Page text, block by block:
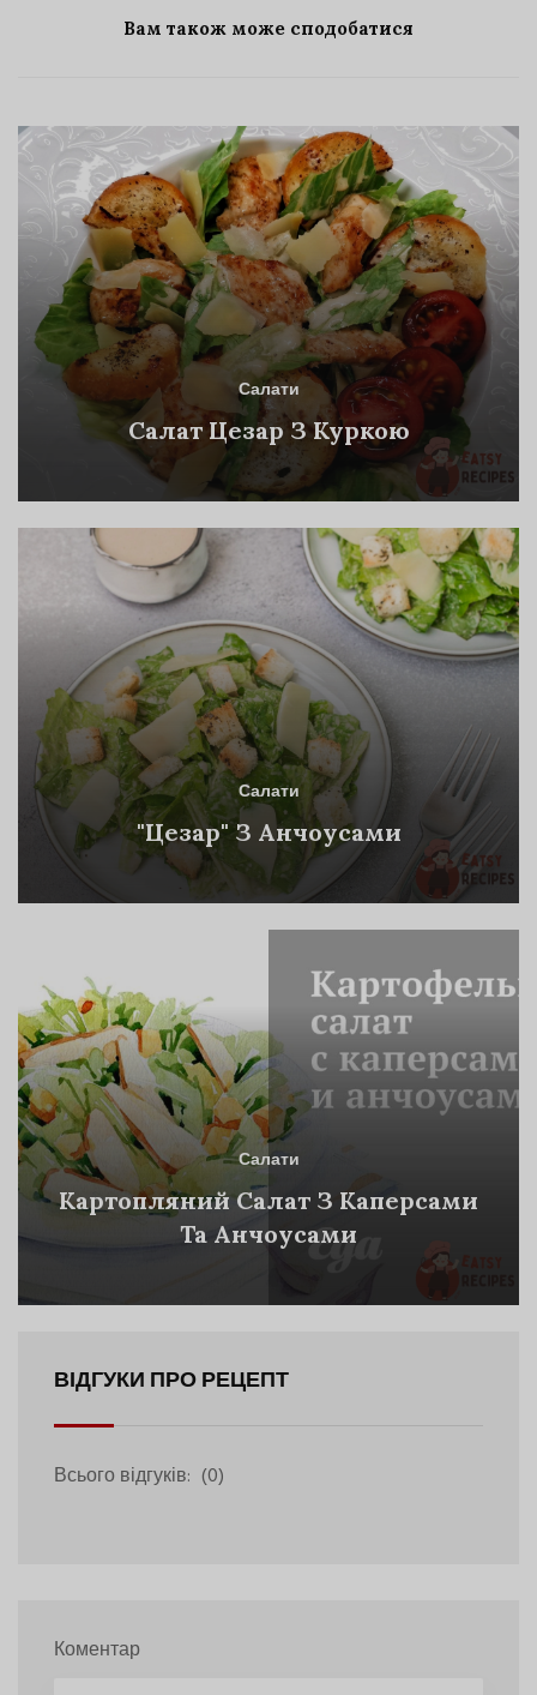
Вам також може сподобатися
Салати
Салат Цезар З Куркою
Салати
"Цезар" З Анчоусами
Салати
Картопляний Салат З Каперсами
Та Анчоусами
ВІДГУКИ ПРО РЕЦЕПТ
Всього відгуків: (0)
Коментар